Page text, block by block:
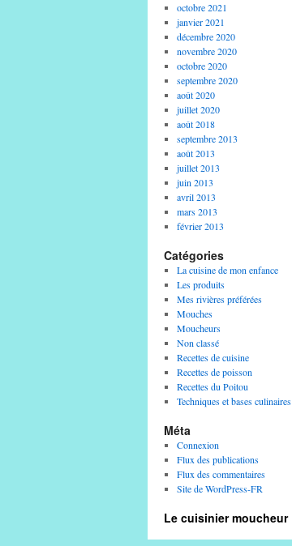
octobre 2021
janvier 2021
décembre 2020
novembre 2020
octobre 2020
septembre 2020
août 2020
juillet 2020
août 2018
septembre 2013
août 2013
juillet 2013
juin 2013
avril 2013
mars 2013
février 2013
Catégories
La cuisine de mon enfance
Les produits
Mes rivières préférées
Mouches
Moucheurs
Non classé
Recettes de cuisine
Recettes de poisson
Recettes du Poitou
Techniques et bases culinaires
Méta
Connexion
Flux des publications
Flux des commentaires
Site de WordPress-FR
Le cuisinier moucheur